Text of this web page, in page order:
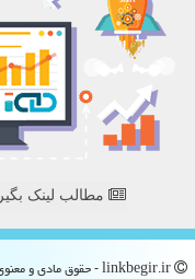
مطالب لینک بگیر